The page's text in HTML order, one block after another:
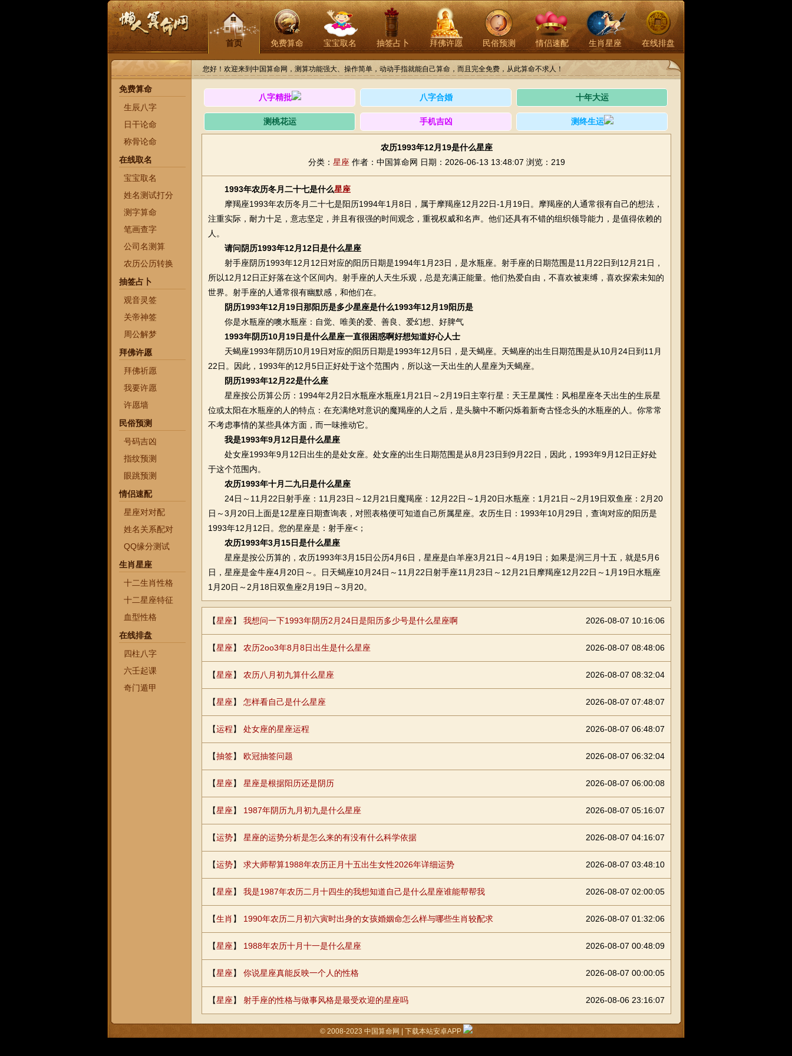
首页 免费算命 宝宝取名 抽签占卜 拜佛许愿 民俗预测 情侣速配 生肖星座 在线排盘
您好！欢迎来到中国算命网，测算功能强大、操作简单，动动手指就能自己算命，而且完全免费，从此算命不求人！
免费算命
生辰八字
日干论命
称骨论命
在线取名
宝宝取名
姓名测试打分
测字算命
笔画查字
公司名测算
农历公历转换
抽签占卜
观音灵签
关帝神签
周公解梦
拜佛许愿
拜佛祈愿
我要许愿
许愿墙
民俗预测
号码吉凶
指纹预测
眼跳预测
情侣速配
星座对对配
姓名关系配对
QQ缘分测试
生肖星座
十二生肖性格
十二星座特征
血型性格
在线排盘
四柱八字
六壬起课
奇门遁甲
八字精批 八字合婚 十年大运
测桃花运 手机吉凶 测终生运
农历1993年12月19是什么星座
分类： 星座 作者：中国算命网 日期：2026-06-13 13:48:07 浏览：219
1993年农历冬月二十七是什么星座
摩羯座1993年农历冬月二十七是阳历1994年1月8日，属于摩羯座12月22日-1月19日。摩羯座的人通常很有自己的想法，
注重实际，耐力十足，意志坚定，并且有很强的时间观念，重视权威和名声。他们还具有不错的组织领导能力，是值得依赖的
人。
请问阴历1993年12月12日是什么星座
射手座阴历1993年12月12日对应的阳历日期是1994年1月23日，是水瓶座。射手座的日期范围是11月22日到12月21日，
所以12月12日正好落在这个区间内。射手座的人天生乐观，总是充满正能量。他们热爱自由，不喜欢被束缚，喜欢探索未知的
世界。射手座的人通常很有幽默感，和他们在。
阴历1993年12月19日那阳历是多少星座是什么1993年12月19阳历是
你是水瓶座的噢水瓶座：自觉、唯美的爱、善良、爱幻想、好脾气
1993年阴历10月19日是什么星座一直很困惑啊好想知道好心人士
天蝎座1993年阴历10月19日对应的阳历日期是1993年12月5日，是天蝎座。天蝎座的出生日期范围是从10月24日到11月
22日。因此，1993年的12月5日正好处于这个范围内，所以这一天出生的人星座为天蝎座。
阴历1993年12月22是什么座
星座按公历算公历：1994年2月2日水瓶座水瓶座1月21日～2月19日主宰行星：天王星属性：风相星座冬天出生的生辰星
位或太阳在水瓶座的人的特点：在充满绝对意识的魔羯座的人之后，是头脑中不断闪烁着新奇古怪念头的水瓶座的人。你常常
不考虑事情的某些具体方面，而一味推动它。
我是1993年9月12日是什么星座
处女座1993年9月12日出生的是处女座。处女座的出生日期范围是从8月23日到9月22日，因此，1993年9月12日正好处
于这个范围内。
农历1993年十月二九日是什么星座
24日～11月22日射手座：11月23日～12月21日魔羯座：12月22日～1月20日水瓶座：1月21日～2月19日双鱼座：2月20
日～3月20日上面是12星座日期查询表，对照表格便可知道自己所属星座。农历生日：1993年10月29日，查询对应的阳历是
1993年12月12日。您的星座是：射手座<；
农历1993年3月15日是什么星座
星座是按公历算的，农历1993年3月15日公历4月6日，星座是白羊座3月21日～4月19日；如果是润三月十五，就是5月6
日，星座是金牛座4月20日～。日天蝎座10月24日～11月22日射手座11月23日～12月21日摩羯座12月22日～1月19日水瓶座
1月20日～2月18日双鱼座2月19日～3月20。
【星座】 我想问一下1993年阴历2月24日是阳历多少号是什么星座啊 2026-08-07 10:16:06
【星座】 农历2oo3年8月8日出生是什么星座 2026-08-07 08:48:06
【星座】 农历八月初九算什么星座 2026-08-07 08:32:04
【星座】 怎样看自己是什么星座 2026-08-07 07:48:07
【运程】 处女座的星座运程 2026-08-07 06:48:07
【抽签】 欧冠抽签问题 2026-08-07 06:32:04
【星座】 星座是根据阳历还是阴历 2026-08-07 06:00:08
【星座】 1987年阴历九月初九是什么星座 2026-08-07 05:16:07
【运势】 星座的运势分析是怎么来的有没有什么科学依据 2026-08-07 04:16:07
【运势】 求大师帮算1988年农历正月十五出生女性2026年详细运势 2026-08-07 03:48:10
【星座】 我是1987年农历二月十四生的我想知道自己是什么星座谁能帮帮我 2026-08-07 02:00:05
【生肖 】 1990年农历二月初六寅时出身的女孩婚姻命怎么样与哪些生肖较配求 2026-08-07 01:32:06
【星座】 1988年农历十月十一是什么星座 2026-08-07 00:48:09
【星座】 你说星座真能反映一个人的性格 2026-08-07 00:00:05
【星座】 射手座的性格与做事风格是最受欢迎的星座吗 2026-08-06 23:16:07
© 2008-2023 中国算命网 |下载本站安卓APP